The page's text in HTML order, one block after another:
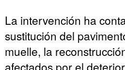
La intervención ha
sustitución del
muelle, la
afectados por el